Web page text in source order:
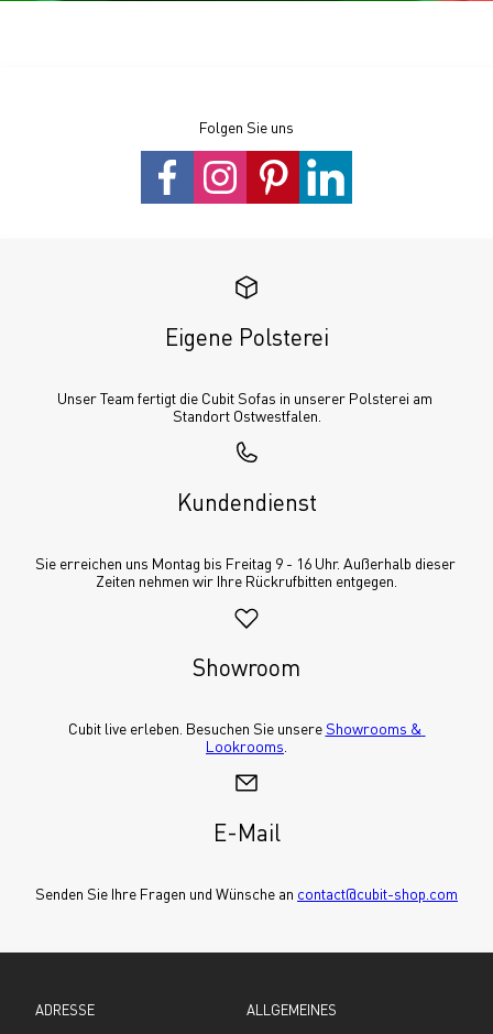
Folgen Sie uns
Eigene Polsterei
Unser Team fertigt die Cubit Sofas in unserer Polsterei am
Standort Ostwestfalen.
Kundendienst
Sie erreichen uns Montag bis Freitag 9 - 16 Uhr. Außerhalb dieser
Zeiten nehmen wir Ihre Rückrufbitten entgegen.
Showroom
Cubit live erleben. Besuchen Sie unsere Showrooms &
Lookrooms
E-Mail
Senden Sie Ihre Fragen und Wünsche an contact@cubit-shop.com
ADRESSE ALLGEMEINES